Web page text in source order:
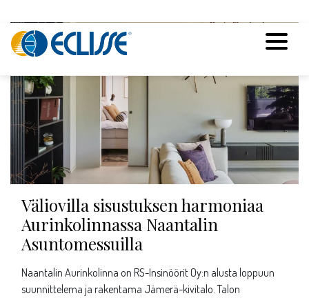
Väliovilla sisustuksen harmoniaa
Aurinkolinnassa Naantalin
Asuntomessuilla
Naantalin Aurinkolinna on RS-Insinöörit Oy:n alusta loppuun
suunnittelema ja rakentama Jämerä-kivitalo. Talon